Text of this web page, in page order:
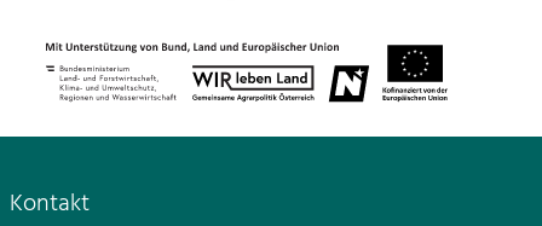
Kontakt